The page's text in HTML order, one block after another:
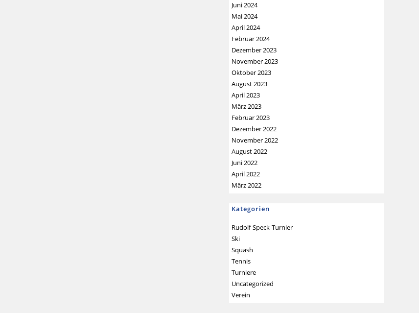
Juni 2024
Mai 2024
April 2024
Februar 2024
Dezember 2023
November 2023
Oktober 2023
August 2023
April 2023
März 2023
Februar 2023
Dezember 2022
November 2022
August 2022
Juni 2022
April 2022
März 2022
Kategorien
Rudolf-Speck-Turnier
Ski
Squash
Tennis
Turniere
Uncategorized
Verein